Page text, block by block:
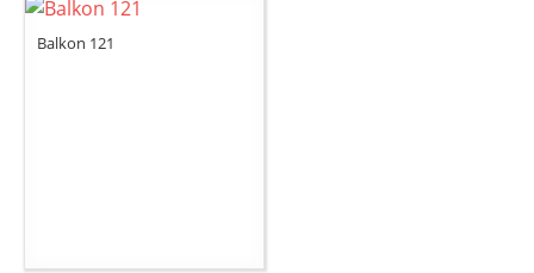
Balkon 121